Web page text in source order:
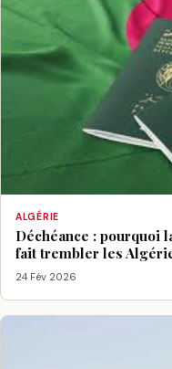
ALGÉRIE
Déchéance : pourquoi
fait trembler les
24 Fév 2026